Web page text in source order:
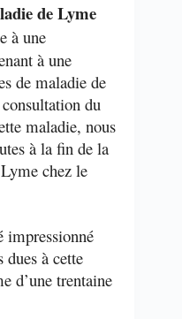
de Lyme
à une
à une
de maladie de
du
maladie, nous
à la fin de la
chez le
impressionné
dues à cette
d’une trentaine